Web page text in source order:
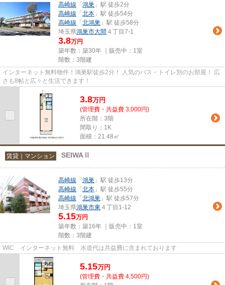
高崎線 「 鴻巣 」駅 徒歩2分
高崎線 「 北本 」駅 徒歩54分
高崎線 「 北鴻巣 」駅 徒歩58分
埼玉県鴻巣市大間 ４丁目7-1
3.8万円
築年数：築30年 ｜販売中： 1室
階数：3階建
インターネット無料物件！鴻巣駅徒歩2分！ 人気のバス・トイレ別のお部屋！ 広
さも8帖と広々と生活できます！
3.8万円
(管理費・共益費 3,000円)
所在階：3階
間取り：1K
面積：21.48㎡
賃貸｜マンション SEIWAⅡ
高崎線 「 鴻巣 」駅 徒歩13分
高崎線 「 北本 」駅 徒歩55分
高崎線 「 北鴻巣 」駅 徒歩57分
埼玉県鴻巣市東 ４丁目1-12
5.15万円
築年数：築16年 ｜販売中： 1室
階数：3階建
WIC インターネット無料 水道代は共益費に含まれております
5.15万円
(管理費・共益費 4,500円)